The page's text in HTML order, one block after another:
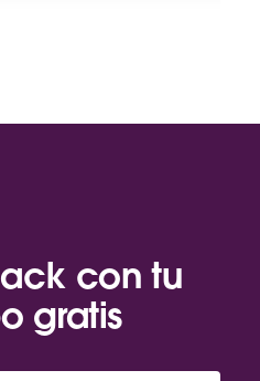
con tu
gratis